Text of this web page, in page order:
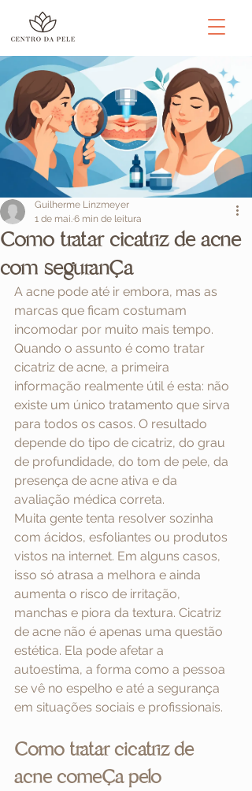
Como tratar cicatriz de acne
com segurança
Guilherme Linzmeyer
1 de mai.6 min de leitura
A acne pode até ir embora, mas as
marcas que ficam costumam
incomodar por muito mais tempo.
Quando o assunto é como tratar
cicatriz de acne, a primeira
informação realmente útil é esta: não
existe um único tratamento que sirva
para todos os casos. O resultado
depende do tipo de cicatriz, do grau
de profundidade, do tom de pele, da
presença de acne ativa e da
avaliação médica correta.
Muita gente tenta resolver sozinha
com ácidos, esfoliantes ou produtos
vistos na internet. Em alguns casos,
isso só atrasa a melhora e ainda
aumenta o risco de irritação,
manchas e piora da textura. Cicatriz
de acne não é apenas uma questão
estética. Ela pode afetar a
autoestima, a forma como a pessoa
se vê no espelho e até a segurança
em situações sociais e profissionais.
Como tratar cicatriz de
acne começa pelo